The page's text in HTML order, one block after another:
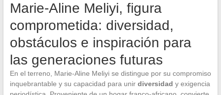
Marie-Aline Meliyi, figura
comprometida: diversidad,
obstáculos e inspiración para
las generaciones futuras
En el terreno, Marie-Aline Meliyi se distingue por su compromiso
inquebrantable y su capacidad para unir diversidad y exigencia